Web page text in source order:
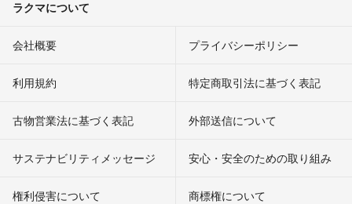
ラクマについて
会社概要 プライバシーポリシー
利用規約 特定商取引法に基づく表記
古物営業法に基づく表記 外部送信について
サステナビリティメッセージ 安心・安全のための取り組み
権利侵害について
商標権について